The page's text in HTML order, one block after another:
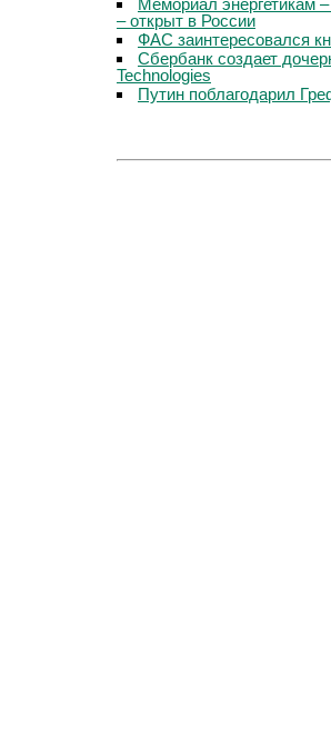
– открыт в России
ФАС заинтересовался
Сбербанк создает
Technologies
Путин поблагодарил